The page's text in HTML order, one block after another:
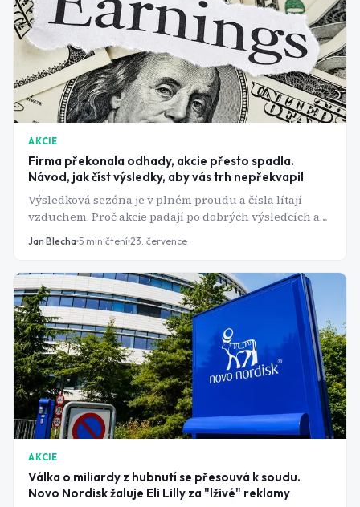
AKCIE
Firma překonala odhady, akcie přesto spadla.
Návod, jak číst výsledky, aby vás trh nepřekvapil
Výsledková sezóna je v plném proudu a čísla lítají
vzduchem. Proč akcie padají po dobrých výsledcích a
co si z reportu skutečně přečíst?
Jan Blecha 5 min čtení 23. července
AKCIE
Válka o miliardy z hubnutí se přesouvá k soudu.
Novo Nordisk žaluje Eli Lilly za "lživé" reklamy